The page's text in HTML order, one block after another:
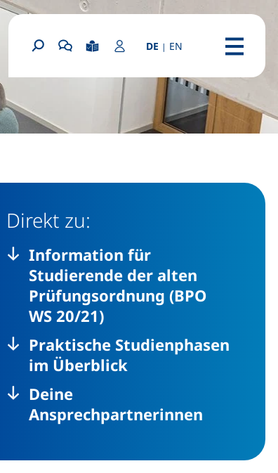
Suchformular
Chatbot OSCA starten
Leichte Sprache
Login Portal (externer Link,
DE | EN (this page in
Menü
Direkt zu:
Information für
Studierende der alten
Prüfungsordnung (BPO
WS 20/21)
Praktische Studienphasen
im Überblick
Deine
Ansprechpartnerinnen